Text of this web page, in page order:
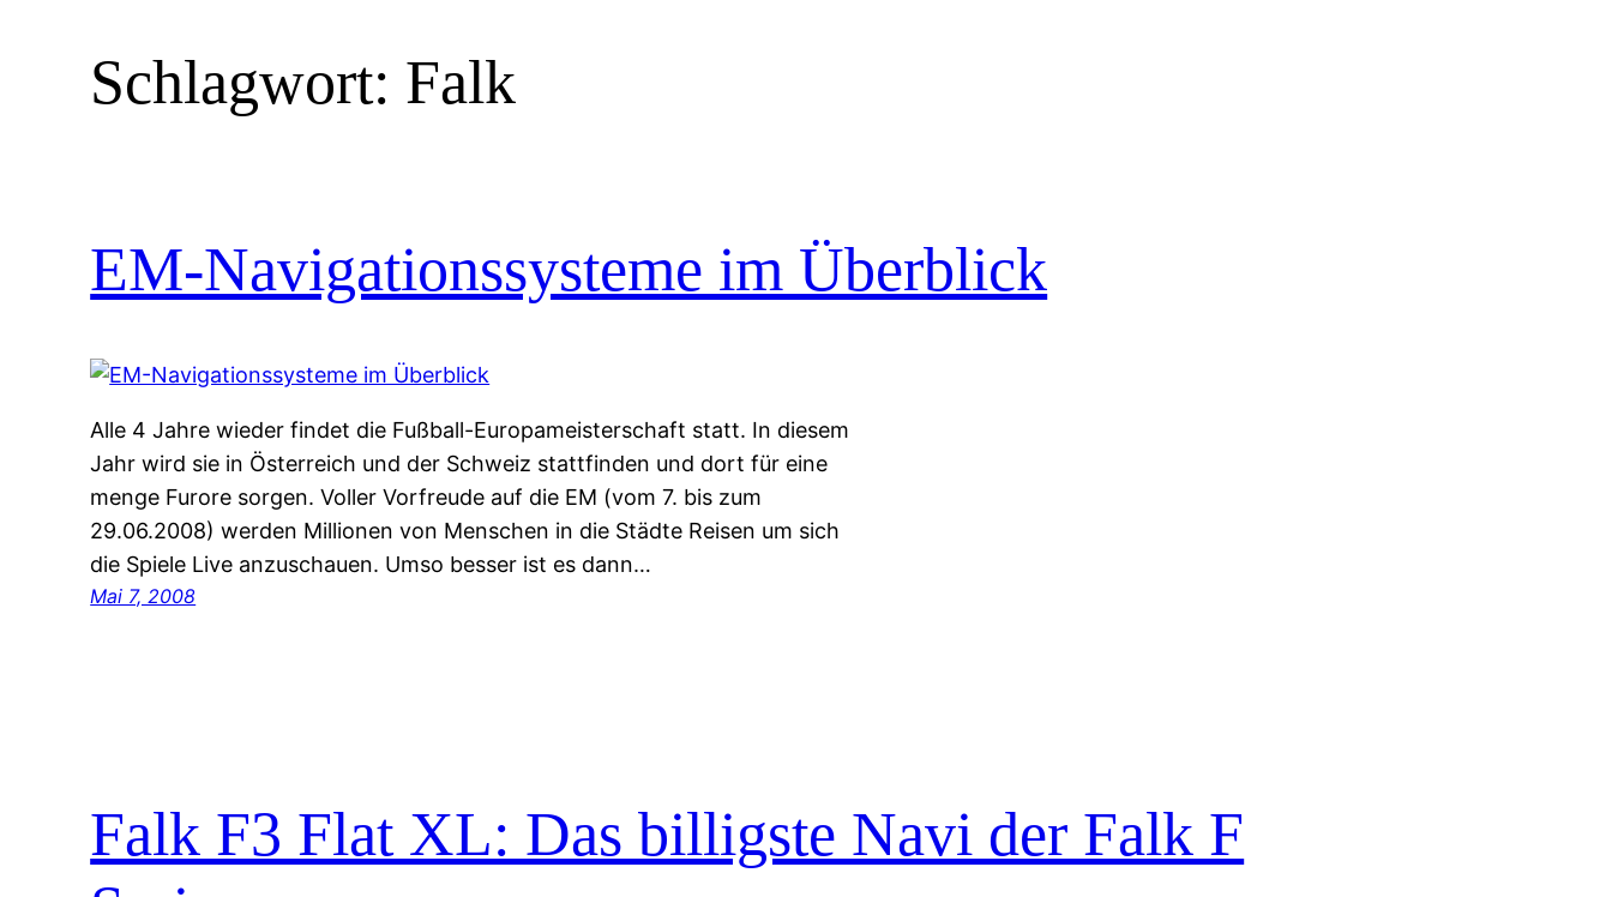
Schlagwort: Falk
EM-Navigationssysteme im Überblick
Alle 4 Jahre wieder findet die Fußball-Europameisterschaft statt. In diesem
Jahr wird sie in Österreich und der Schweiz stattfinden und dort für eine
menge Furore sorgen. Voller Vorfreude auf die EM (vom 7. bis zum
29.06.2008) werden Millionen von Menschen in die Städte Reisen um sich
die Spiele Live anzuschauen. Umso besser ist es dann…
Mai 7, 2008
Falk F3 Flat XL: Das billigste Navi der Falk F